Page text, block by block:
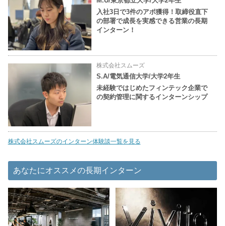
入社3日で3件のアポ獲得！取締役直下
の部署で成長を実感できる営業の長期
インターン！
株式会社スムーズ
S.A/電気通信大学/大学2年生
未経験ではじめたフィンテック企業で
の契約管理に関するインターンシップ
株式会社スムーズのインターン体験談一覧を見る
あなたにオススメの長期インターン